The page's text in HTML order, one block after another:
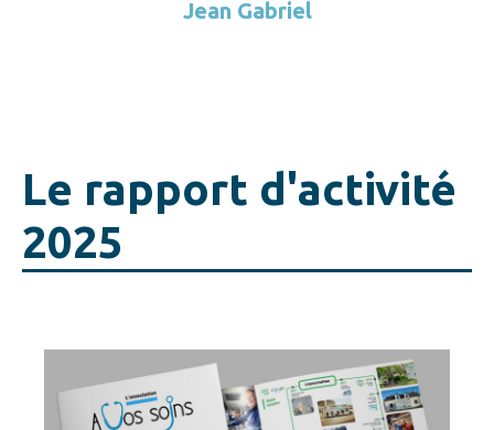
Jean Gabriel
Le rapport d'activité
2025